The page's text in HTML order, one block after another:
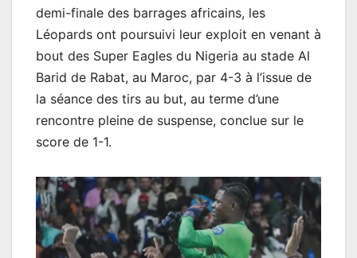
demi-finale des barrages africains, les
Léopards ont poursuivi leur exploit en venant à
bout des Super Eagles du Nigeria au stade Al
Barid de Rabat, au Maroc, par 4-3 à l’issue de
la séance des tirs au but, au terme d’une
rencontre pleine de suspense, conclue sur le
score de 1-1.